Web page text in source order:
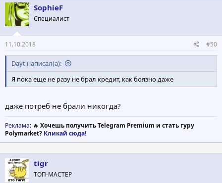
SophieF
Специалист
11.10.2018 #50
Dayt написал(а):
Я пока еще не разу не брал кредит, как боязно даже
даже потреб не брали никогда?
Реклама: 🔥 Хочешь получить Telegram Premium и стать гуру
Polymarket? Кликай сюда!
tigr
ТОП-МАСТЕР